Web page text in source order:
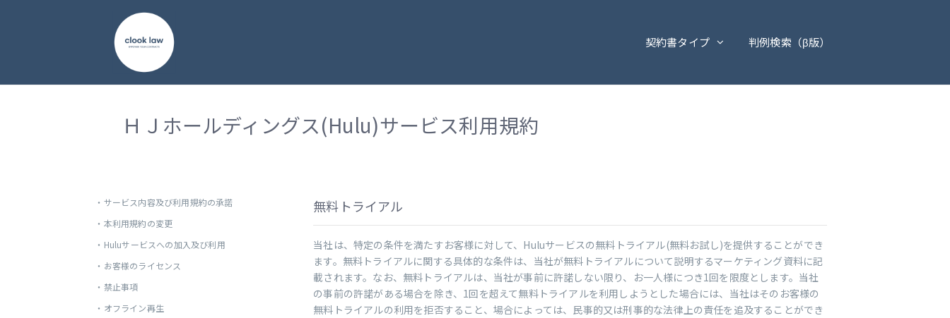
契約書タイプ 判例検索（β版）
ＨＪホールディングス(Hulu)サービス利用規約
・ サービス内容及び利用規約の承諾
・ 本利用規約の変更
・ Huluサービスへの加入及び利用
・ お客様のライセンス
・ 禁止事項
・ オフライン再生
無料トライアル
当社は、特定の条件を満たすお客様に対して、Huluサービスの無料トライアル(無料お試し)を提供することができ
ます。無料トライアルに関する具体的な条件は、当社が無料トライアルについて説明するマーケティング資料に記
載されます。なお、無料トライアルは、当社が事前に許諾しない限り、お一人様につき1回を限度とします。当社
の事前の許諾がある場合を除き、1回を超えて無料トライアルを利用しようとした場合には、当社はそのお客様の
無料トライアルの利用を拒否すること、場合によっては、民事的又は刑事的な法律上の責任を追及することができ